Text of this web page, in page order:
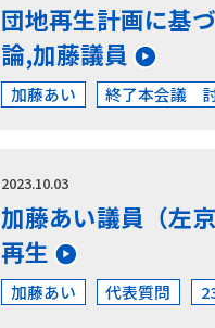
団地再生計画に基
論,加藤議員
加藤あい 終了本会議
2023.10.03
加藤あい議員（左
再生
加藤あい 代表質問